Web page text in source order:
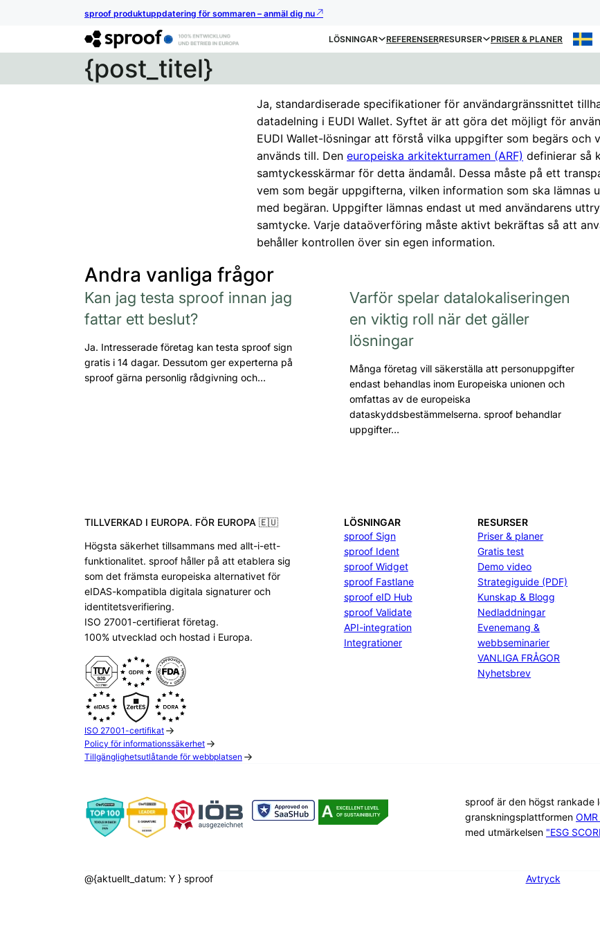
sproof produktuppdatering för sommaren – anmäl dig nu
LÖSNINGAR REFERENSERRESURSER PRISER & PLANER
{post_titel}
Ja, standardiserade specifikationer för användargränssnittet
datadelning i EUDI Wallet. Syftet är att göra det möjligt för
EUDI Wallet-lösningar att förstå vilka uppgifter som begärs och
används till. Deneuropeiska arkitekturramen (ARF) definierar så
samtyckesskärmar för detta ändamål. Dessa måste på ett
vem som begär uppgifterna, vilken information som ska lämnas
med begäran. Uppgifter lämnas endast ut med användarens
samtycke. Varje dataöverföring måste aktivt bekräftas så att
behåller kontrollen över sin egen information.
Andra vanliga frågor
Kan jag testa sproof innan jag
fattar ett beslut?
Ja. Intresserade företag kan testa sproof sign
gratis i 14 dagar. Dessutom ger experterna på
sproof gärna personlig rådgivning och…
Varför spelar datalokaliseringen
en viktig roll när det gäller
lösningar
Många företag vill säkerställa att personuppgifter
endast behandlas inom Europeiska unionen och
omfattas av de europeiska
dataskyddsbestämmelserna. sproof behandlar
uppgifter…
TILLVERKAD I EUROPA. FÖR EUROPA 🇪🇺
Högsta säkerhet tillsammans med allt-i-ett-
funktionalitet. sproof håller på att etablera sig
som det främsta europeiska alternativet för
eIDAS-kompatibla digitala signaturer och
identitetsverifiering.
ISO 27001-certifierat företag.
100% utvecklad och hostad i Europa.
ISO 27001-certifikat
Policy för informationssäkerhet
Tillgänglighetsutlåtande för webbplatsen
LÖSNINGAR
sproof Sign
sproof Ident
sproof Widget
sproof Fastlane
sproof eID Hub
sproof Validate
API-integration
Integrationer
RESURSER
Priser & planer
Gratis test
Demo video
Strategiguide (PDF)
Kunskap & Blogg
Nedladdningar
Evenemang &
webbseminarier
VANLIGA FRÅGOR
Nyhetsbrev
sproof är den högst rankade
granskningsplattformen
med utmärkelsen "ESG
@{aktuellt_datum: Y } sproof Avtryck